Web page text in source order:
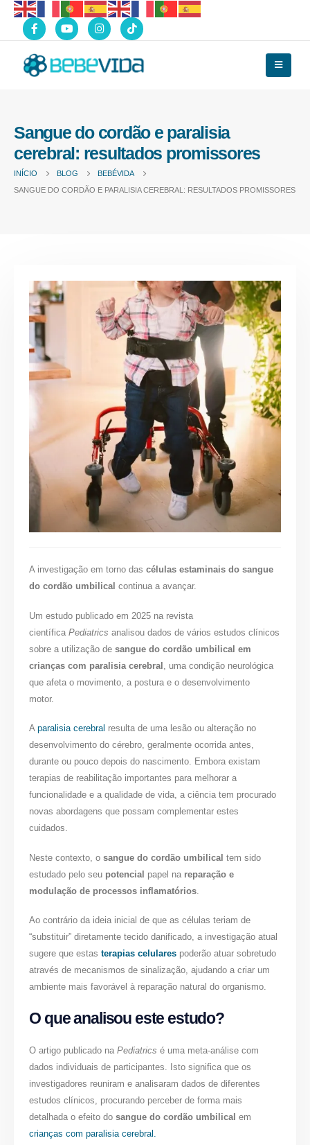
Sangue do cordão e paralisia
cerebral: resultados promissores
INÍCIO BLOG
BEBÉVIDA
SANGUE DO CORDÃO E PARALISIA CEREBRAL: RESULTADOS PROMISSORES
A investigação em torno dascélulas estaminais do sangue
do cordão umbilical continua a avançar.
Um estudo publicado em 2025 na revista
científicaPediatrics analisou dados de vários estudos clínicos
sobre a utilização desangue do cordão umbilical em
crianças com paralisia cerebral , uma condição neurológica
que afeta o movimento, a postura e o desenvolvimento
motor.
Aparalisia cerebral resulta de uma lesão ou alteração no
desenvolvimento do cérebro, geralmente ocorrida antes,
durante ou pouco depois do nascimento. Embora existam
terapias de reabilitação importantes para melhorar a
funcionalidade e a qualidade de vida, a ciência tem procurado
novas abordagens que possam complementar estes
cuidados.
Neste contexto, o sangue do cordão umbilical tem sido
estudado pelo seu potencial papel na reparação e
modulação de processos inflamatórios
Ao contrário da ideia inicial de que as células teriam de
“substituir” diretamente tecido danificado, a investigação atual
sugere que estasterapias celulares poderão atuar sobretudo
através de mecanismos de sinalização, ajudando a criar um
ambiente mais favorável à reparação natural do organismo.
O que analisou este estudo?
O artigo publicado naPediatrics é uma meta-análise com
dados individuais de participantes. Isto significa que os
investigadores reuniram e analisaram dados de diferentes
estudos clínicos, procurando perceber de forma mais
detalhada o efeito dosangue do cordão umbilical em
crianças com paralisia cerebral.